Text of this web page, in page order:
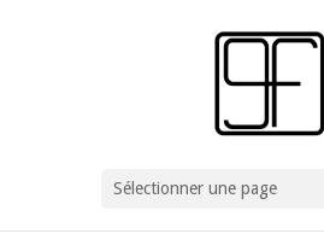
Sélectionner une page